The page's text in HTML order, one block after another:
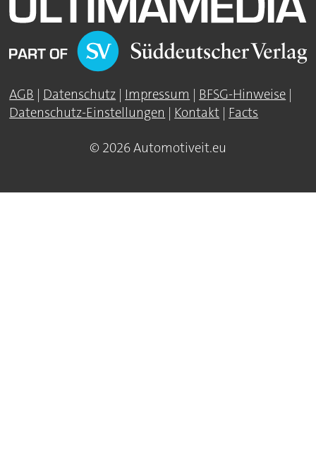
AGB | Datenschutz | Impressum | BFSG-Hinweise |
Datenschutz-Einstellungen | Kontakt | Facts
© 2026 Automotiveit.eu